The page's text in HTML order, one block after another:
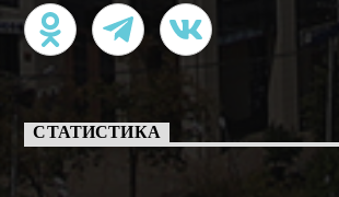
СТАТИСТИКА